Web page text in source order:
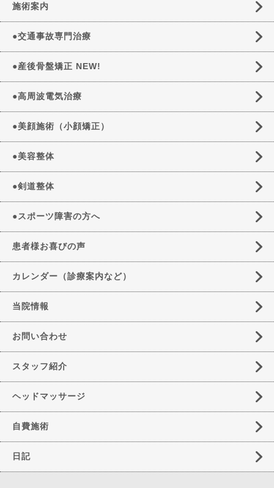
施術案内
●交通事故専門治療
●産後骨盤矯正 NEW!
●高周波電気治療
●美顔施術（小顔矯正）
●美容整体
●剣道整体
●スポーツ障害の方へ
患者様お喜びの声
カレンダー（診療案内など）
当院情報
お問い合わせ
スタッフ紹介
ヘッドマッサージ
自費施術
日記